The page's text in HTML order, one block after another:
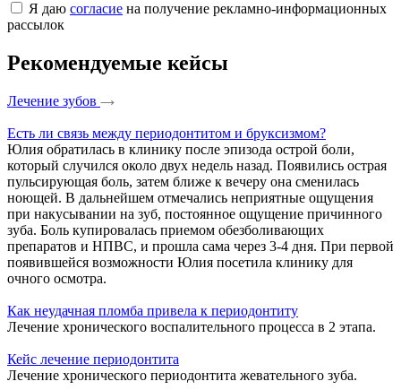
Я даю согласие на получение рекламно-информационных
рассылок
Рекомендуемые кейсы
Лечение зубов
Есть ли связь между периодонтитом и бруксизмом?
Юлия обратилась в клинику после эпизода острой боли,
который случился около двух недель назад. Появились острая
пульсирующая боль, затем ближе к вечеру она сменилась
ноющей. В дальнейшем отмечались неприятные ощущения
при накусывании на зуб, постоянное ощущение причинного
зуба. Боль купировалась приемом обезболивающих
препаратов и НПВС, и прошла сама через 3-4 дня. При первой
появившейся возможности Юлия посетила клинику для
очного осмотра.
Как неудачная пломба привела к периодонтиту
Лечение хронического воспалительного процесса в 2 этапа.
Кейс лечение периодонтита
Лечение хронического периодонтита жевательного зуба.